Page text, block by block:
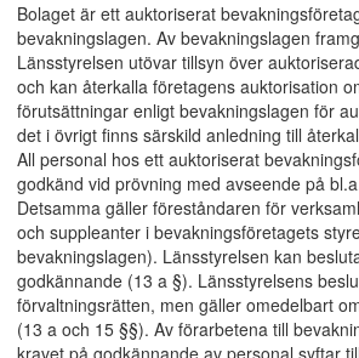
Bolaget är ett auktoriserat
bevakningslagen. Av bevakningslagen
Länsstyrelsen utövar tillsyn över
och kan återkalla företagens auktorisation
förutsättningar enligt bevakningslagen för
det i övrigt finns särskild anledning till
All personal hos ett auktoriserat
godkänd vid prövning med avseende på
Detsamma gäller föreståndaren för
och suppleanter i bevakningsföretagets
bevakningslagen). Länsstyrelsen kan
godkännande (13 a §). Länsstyrelsens
förvaltningsrätten, men gäller omedelbart
(13 a och 15 §§). Av förarbetena till
kravet på godkännande av personal syftar